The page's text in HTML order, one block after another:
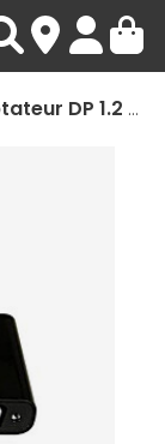
StarTech.com Cable adaptateur DP 1.2 vers VGA - M/F - 1920x1200